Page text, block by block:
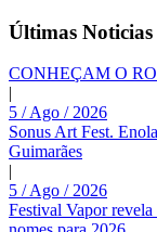
Últimas Noticias
CONHEÇAM O
|
5 / Ago / 2026
Sonus Art Fest.
Guimarães
|
5 / Ago / 2026
Festival Vapor